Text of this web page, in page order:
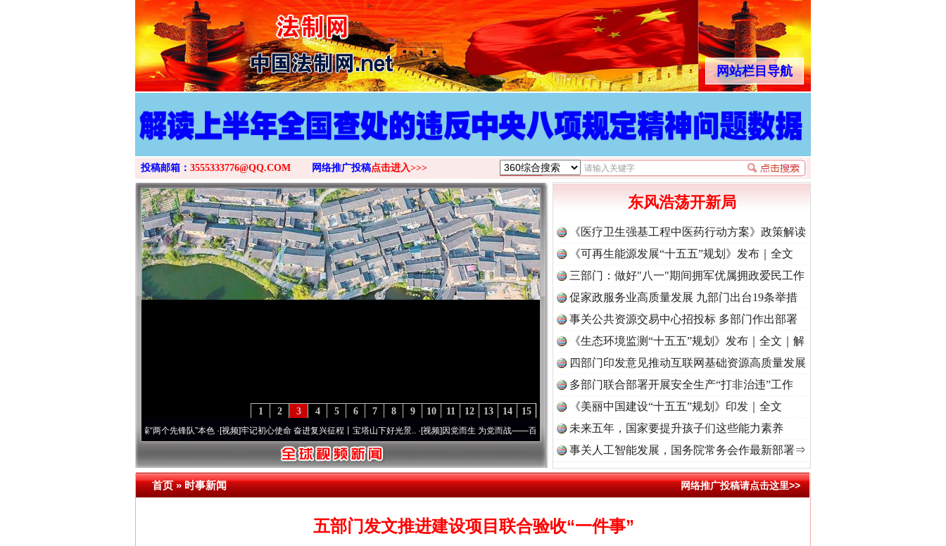
>
网站栏目导航
投稿邮箱： 3555333776@QQ.COM 网络推广投稿点击进入>>>
15
14
13
12
11
10
9
8
7
6
5
4
3
2
1
永葆“两个先锋队”本色·[视频]牢记初心使命 奋进复兴征程丨宝塔山下好光景..·[视频]因党而生 为党而战——百年“纪”事⑧加强纪律..·[视频]牢记初心使命 奋进复兴征程丨“转折之城”激荡..·[视频]
东风浩荡开新局
《医疗卫生强基工程中医药行动方案》政策解读
《可再生能源发展“十五五”规划》发布｜全文
三部门：做好"八一"期间拥军优属拥政爱民工作
促家政服务业高质量发展 九部门出台19条举措
事关公共资源交易中心招投标 多部门作出部署
《生态环境监测“十五五”规划》发布｜全文｜解
读
四部门印发意见推动互联网基础资源高质量发展
多部门联合部署开展安全生产“打非治违”工作
《美丽中国建设“十五五”规划》印发｜全文
未来五年，国家要提升孩子们这些能力素养
事关人工智能发展，国务院常务会作最新部署⇒
首页»时事新闻 网络推广投稿请点击这里>>
五部门发文推进建设项目联合验收“一件事”